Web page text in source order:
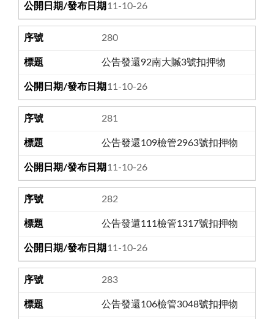
111-10-26
280
公告發還92南大贓3號扣押物
111-10-26
281
公告發還109檢管2963號扣押物
111-10-26
282
公告發還111檢管1317號扣押物
111-10-26
283
公告發還106檢管3048號扣押物